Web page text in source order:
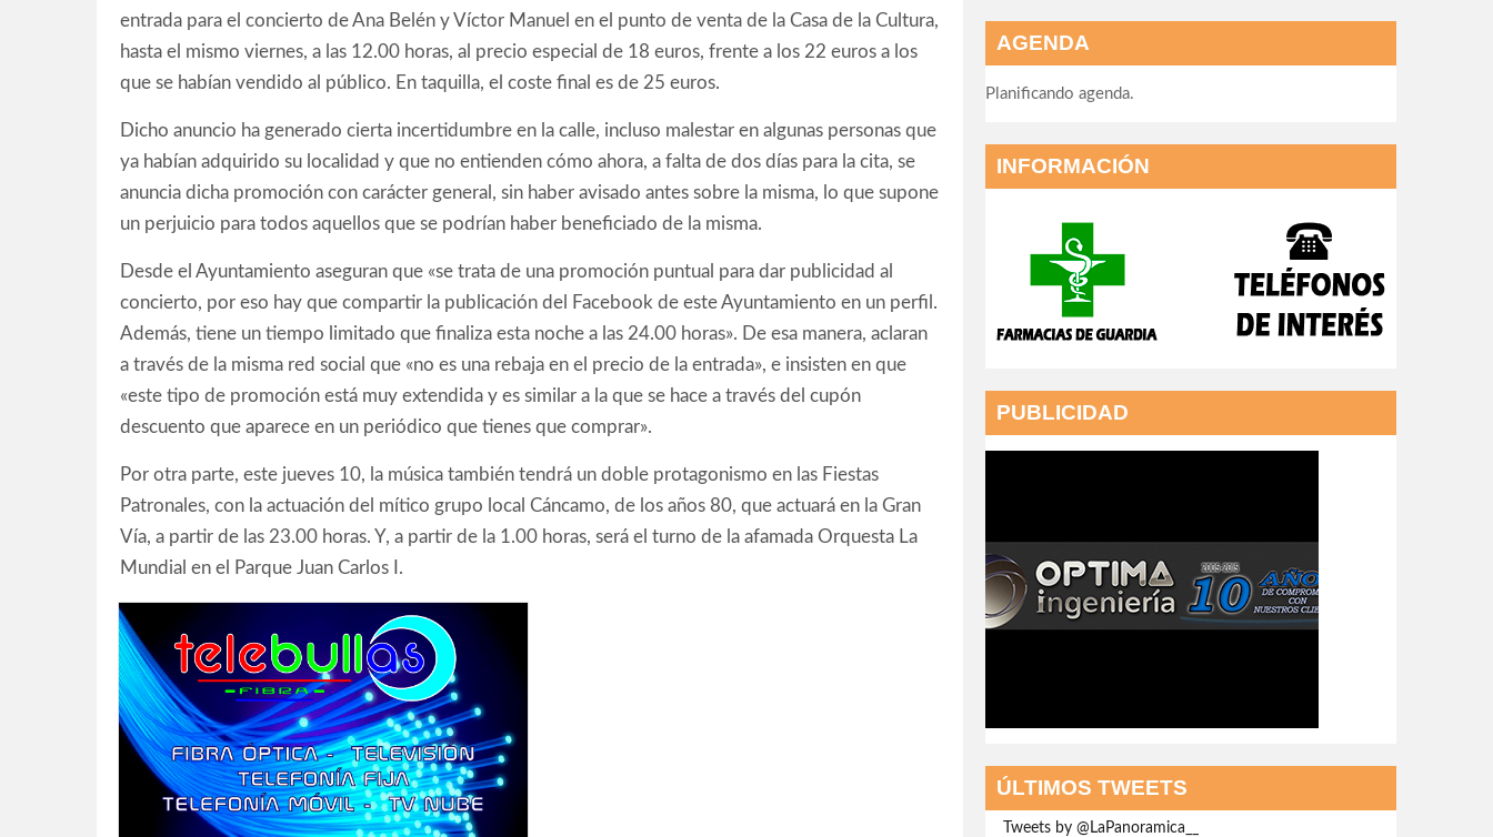
entrada para el concierto de Ana Belén y Víctor Manuel en el punto de venta de la Casa de la Cultura,
hasta el mismo viernes, a las 12.00 horas, al precio especial de 18 euros, frente a los 22 euros a los
que se habían vendido al público. En taquilla, el coste final es de 25 euros.
Dicho anuncio ha generado cierta incertidumbre en la calle, incluso malestar en algunas personas que
ya habían adquirido su localidad y que no entienden cómo ahora, a falta de dos días para la cita, se
anuncia dicha promoción con carácter general, sin haber avisado antes sobre la misma, lo que supone
un perjuicio para todos aquellos que se podrían haber beneficiado de la misma.
Desde el Ayuntamiento aseguran que «se trata de una promoción puntual para dar publicidad al
concierto, por eso hay que compartir la publicación del Facebook de este Ayuntamiento en un perfil.
Además, tiene un tiempo limitado que finaliza esta noche a las 24.00 horas». De esa manera, aclaran
a través de la misma red social que «no es una rebaja en el precio de la entrada», e insisten en que
«este tipo de promoción está muy extendida y es similar a la que se hace a través del cupón
descuento que aparece en un periódico que tienes que comprar».
Por otra parte, este jueves 10, la música también tendrá un doble protagonismo en las Fiestas
Patronales, con la actuación del mítico grupo local Cáncamo, de los años 80, que actuará en la Gran
Vía, a partir de las 23.00 horas. Y, a partir de la 1.00 horas, será el turno de la afamada Orquesta La
Mundial en el Parque Juan Carlos I.
AGENDA
Planificando agenda.
INFORMACIÓN
PUBLICIDAD
ÚLTIMOS TWEETS
Tweets by @LaPanoramica__